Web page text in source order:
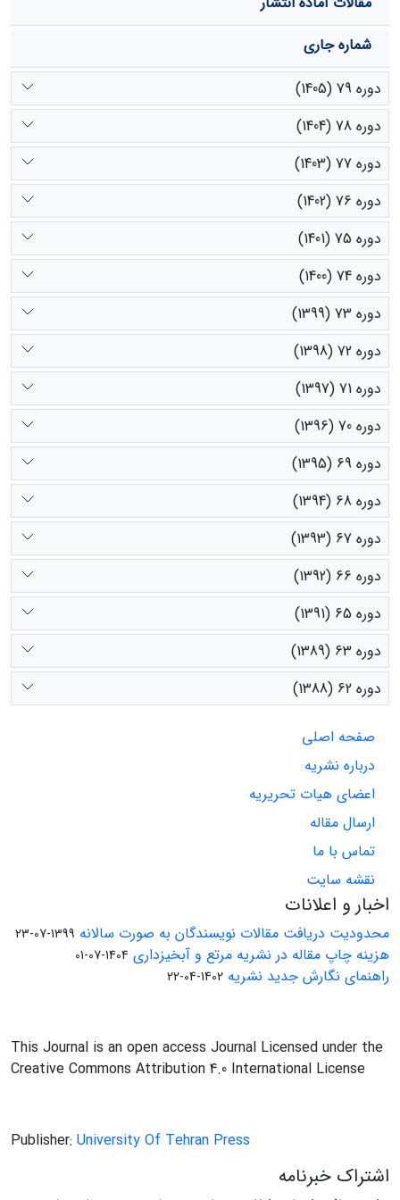
شماره جاری
دوره 79 (1405)
دوره 78 (1404)
دوره 77 (1403)
دوره 76 (1402)
دوره 75 (1401)
دوره 74 (1400)
دوره 73 (1399)
دوره 72 (1398)
دوره 71 (1397)
دوره 70 (1396)
دوره 69 (1395)
دوره 68 (1394)
دوره 67 (1393)
دوره 66 (1392)
دوره 65 (1391)
دوره 63 (1389)
دوره 62 (1388)
صفحه اصلی
درباره نشریه
اعضای هیات تحریریه
ارسال مقاله
تماس با ما
نقشه سایت
اخبار و اعلانات
محدودیت دریافت مقالات نویسندگان به صورت سالانه 1399-07-23
هزینه چاپ مقاله در نشریه مرتع و آبخیزداری 1404-07-01
راهنمای نگارش جدید نشریه 1402-04-22
This Journal is an open access Journal Licensed under the
Creative Commons Attribution 4.0 International License
Publisher: University Of Tehran Press
اشتراک خبرنامه